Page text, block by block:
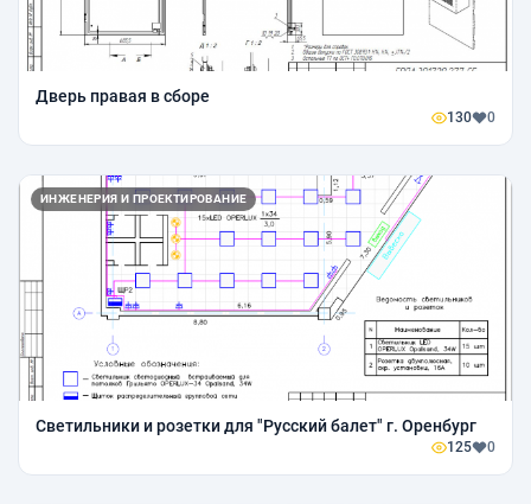
Дверь правая в сборе
130 0
ИНЖЕНЕРИЯ И ПРОЕКТИРОВАНИЕ
Светильники и розетки для "Русский балет" г. Оренбург
125 0